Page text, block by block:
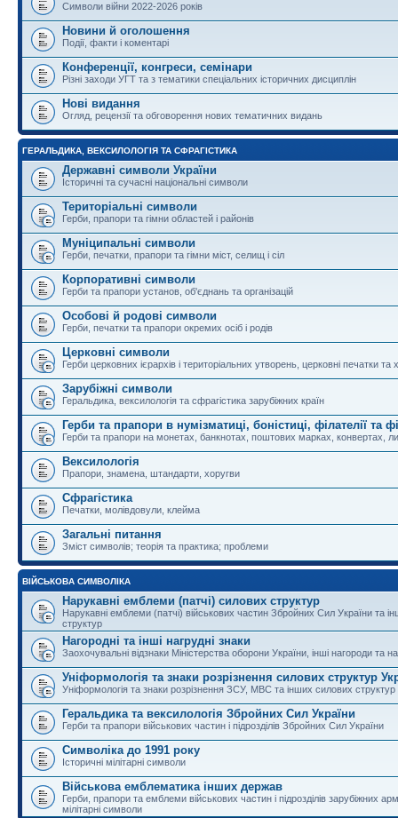
Символи війни 2022-2026 років
Новини й оголошення
Події, факти і коментарі
Конференції, конгреси, семінари
Різні заходи УГТ та з тематики спеціальних історичних дисциплін
Нові видання
Огляд, рецензії та обговорення нових тематичних видань
ГЕРАЛЬДИКА, ВЕКСИЛОЛОГІЯ ТА СФРАГІСТИКА
Державні символи України
Історичні та сучасні національні символи
Територіальні символи
Герби, прапори та гімни областей і районів
Муніципальні символи
Герби, печатки, прапори та гімни міст, селищ і сіл
Корпоративні символи
Герби та прапори установ, об'єднань та організацій
Особові й родові символи
Герби, печатки та прапори окремих осіб і родів
Церковні символи
Герби церковних ієрархів і територіальних утворень, церковні печатки та
Зарубіжні символи
Геральдика, вексилологія та сфрагістика зарубіжних країн
Герби та прапори в нумізматиці, боністиці, філателії та
Герби та прапори на монетах, банкнотах, поштових марках, конвертах,
Вексилологія
Прапори, знамена, штандарти, хоругви
Сфрагістика
Печатки, молівдовули, клейма
Загальні питання
Зміст символів; теорія та практика; проблеми
ВІЙСЬКОВА СИМВОЛІКА
Нарукавні емблеми (патчі) силових структур
Нарукавні емблеми (патчі) військових частин Збройних Сил України та
структур
Нагородні та інші нагрудні знаки
Заохочувальні відзнаки Міністерства оборони України, інші нагороди та
Уніформологія та знаки розрізнення силових структур
Уніформологія та знаки розрізнення ЗСУ, МВС та інших силових структур
Геральдика та вексилологія Збройних Сил України
Герби та прапори військових частин і підрозділів Збройних Сил України
Символіка до 1991 року
Історичні мілітарні символи
Військова емблематика інших держав
Герби, прапори та емблеми військових частин і підрозділів зарубіжних
мілітарні символи